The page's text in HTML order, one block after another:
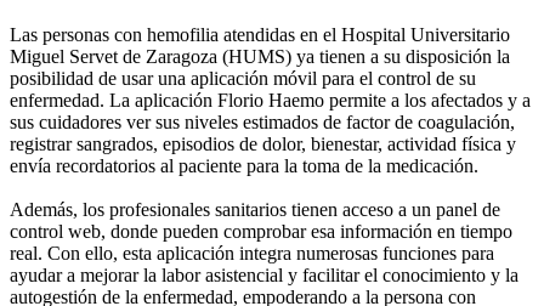
Las personas con hemofilia atendidas en el Hospital Universitario
Miguel Servet de Zaragoza (HUMS) ya tienen a su disposición la
posibilidad de usar una aplicación móvil para el control de su
enfermedad. La aplicación Florio Haemo permite a los afectados y a
sus cuidadores ver sus niveles estimados de factor de coagulación,
registrar sangrados, episodios de dolor, bienestar, actividad física y
envía recordatorios al paciente para la toma de la medicación.
Además, los profesionales sanitarios tienen acceso a un panel de
control web, donde pueden comprobar esa información en tiempo
real. Con ello, esta aplicación integra numerosas funciones para
ayudar a mejorar la labor asistencial y facilitar el conocimiento y la
autogestión de la enfermedad, empoderando a la persona con